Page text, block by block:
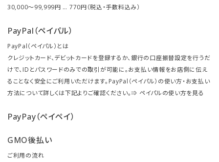
30,000～99,999円 … 770円（税込・手数料込み）
PayPal（ペイパル）
PayPal（ペイパル）とは
クレジットカード、デビットカードを登録するか、銀行の口座振替設定を行うだ
けで、IDとパスワードのみでの取引が可能に。お支払い情報をお店側に伝え
ることなく安全にご利用いただけます。PayPal（ペイパル）の使い方・お支払い
方法について詳しくは下記よりご確認ください。⇒ ペイパルの使い方を見る
PayPay（ペイペイ）
GMO後払い
ご利用の流れ